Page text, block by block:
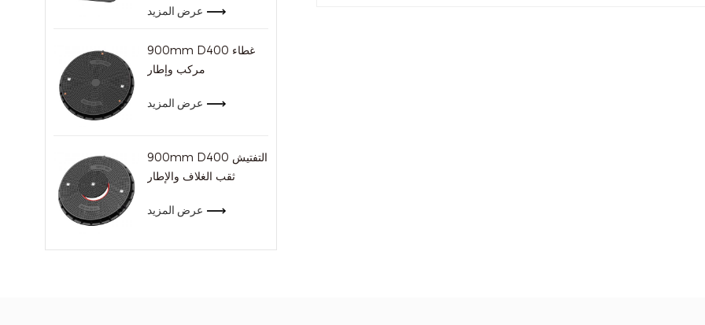
عرض المزيد
900mm D400 غطاء
مركب وإطار
عرض المزيد
900mm D400 التفتيش
ثقب الغلاف والإطار
عرض المزيد